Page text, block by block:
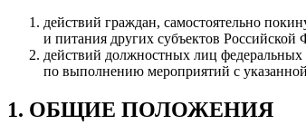
действий граждан, самостоятельно
и питания других субъектов Российской
действий должностных лиц федеральных
по выполнению мероприятий с
1. ОБЩИЕ ПОЛОЖЕНИЯ